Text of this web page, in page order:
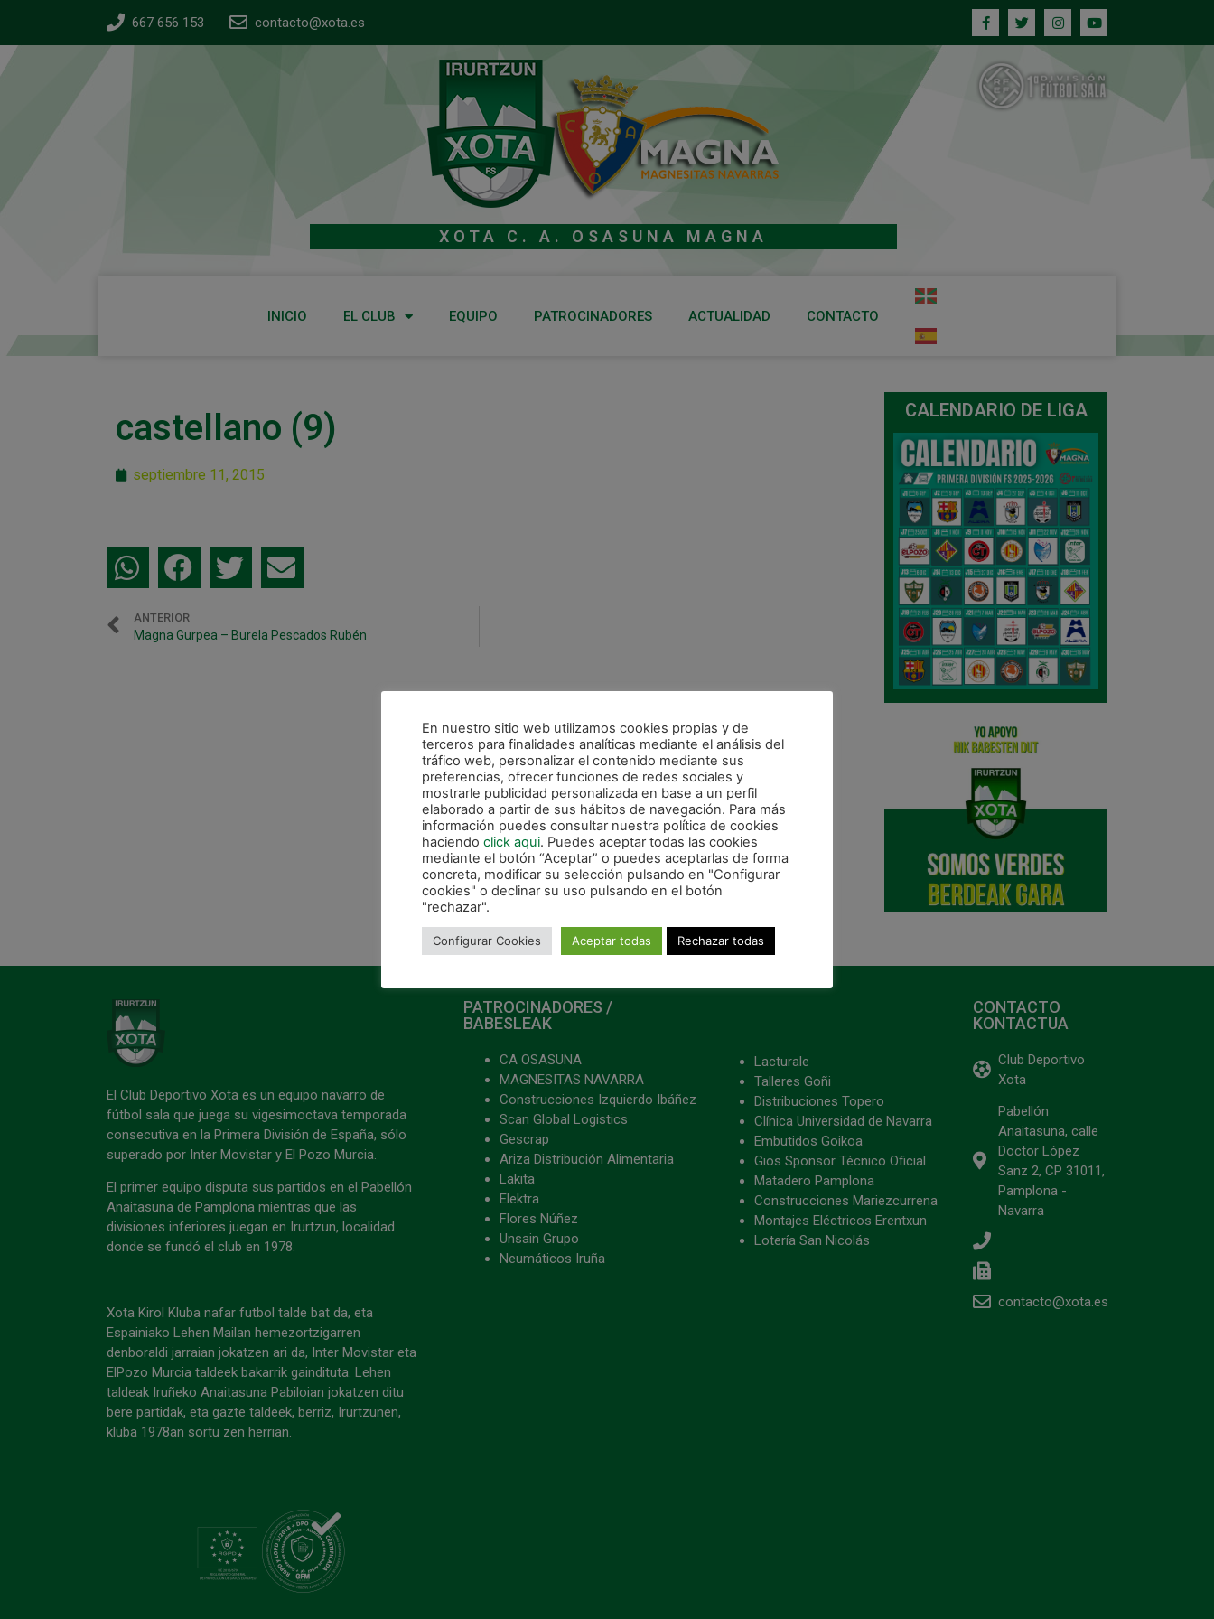
667 656 153 contacto@xota.es
XOTA C. A. OSASUNA MAGNA
INICIO EL CLUB EQUIPO PATROCINADORES ACTUALIDAD CONTACTO
castellano (9)
septiembre 11, 2015
ANTERIOR
Magna Gurpea – Burela Pescados Rubén
CALENDARIO DE LIGA
El Club Deportivo Xota es un equipo navarro de
fútbol sala que juega su vigesimoctava temporada
consecutiva en la Primera División de España, sólo
superado por Inter Movistar y El Pozo Murcia.
El primer equipo disputa sus partidos en el Pabellón
Anaitasuna de Pamplona mientras que las
divisiones inferiores juegan en Irurtzun, localidad
donde se fundó el club en 1978.
Xota Kirol Kluba nafar futbol talde bat da, eta
Espainiako Lehen Mailan hemezortzigarren
denboraldi jarraian jokatzen ari da, Inter Movistar eta
ElPozo Murcia taldeek bakarrik gaindituta. Lehen
taldeak Iruñeko Anaitasuna Pabiloian jokatzen ditu
bere partidak, eta gazte taldeek, berriz, Irurtzunen,
kluba 1978an sortu zen herrian.
PATROCINADORES /
BABESLEAK
CA OSASUNA
MAGNESITAS NAVARRA
Construcciones Izquierdo Ibáñez
Scan Global Logistics
Gescrap
Ariza Distribución Alimentaria
Lakita
Elektra
Flores Núñez
Unsain Grupo
Neumáticos Iruña
Lacturale
Talleres Goñi
Distribuciones Topero
Clínica Universidad de Navarra
Embutidos Goikoa
Gios Sponsor Técnico Oficial
Matadero Pamplona
Construcciones Mariezcurrena
Montajes Eléctricos Erentxun
Lotería San Nicolás
CONTACTO
KONTACTUA
Club Deportivo
Xota
Pabellón
Anaitasuna, calle
Doctor López
Sanz 2, CP 31011,
Pamplona -
Navarra
contacto@xota.es
En nuestro sitio web utilizamos cookies propias y de
terceros para finalidades analíticas mediante el análisis del
tráfico web, personalizar el contenido mediante sus
preferencias, ofrecer funciones de redes sociales y
mostrarle publicidad personalizada en base a un perfil
elaborado a partir de sus hábitos de navegación. Para más
información puedes consultar nuestra política de cookies
haciendo click aqui. Puedes aceptar todas las cookies
mediante el botón “Aceptar” o puedes aceptarlas de forma
concreta, modificar su selección pulsando en "Configurar
cookies" o declinar su uso pulsando en el botón
"rechazar".
Configurar Cookies Aceptar todas Rechazar todas